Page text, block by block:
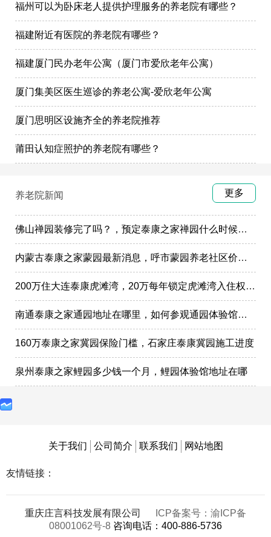
福州可以为卧床老人提供护理服务的养老院有哪些？
福建附近有医院的养老院有哪些？
福建厦门民办老年公寓（厦门市爱欣老年公寓）
厦门集美区医生巡诊的养老公寓-爱欣老年公寓
厦门思明区设施齐全的养老院推荐
莆田认知症照护的养老院有哪些？
养老院新闻 更多
佛山禅园装修完了吗？，预定泰康之家禅园什么时候选房入住?
内蒙古泰康之家蒙园最新消息，呼市蒙园养老社区价格表
200万住大连泰康虎滩湾，20万每年锁定虎滩湾入住权政策
南通泰康之家通园地址在哪里，如何参观通园体验馆样板间
160万泰康之家冀园保险门槛，石家庄泰康冀园施工进度
泉州泰康之家鲤园多少钱一个月，鲤园体验馆地址在哪
关于我们 公司简介 联系我们 网站地图
友情链接：
重庆庄言科技发展有限公司
ICP备案号：渝ICP备
08001062号-8 咨询电话：400-886-5736